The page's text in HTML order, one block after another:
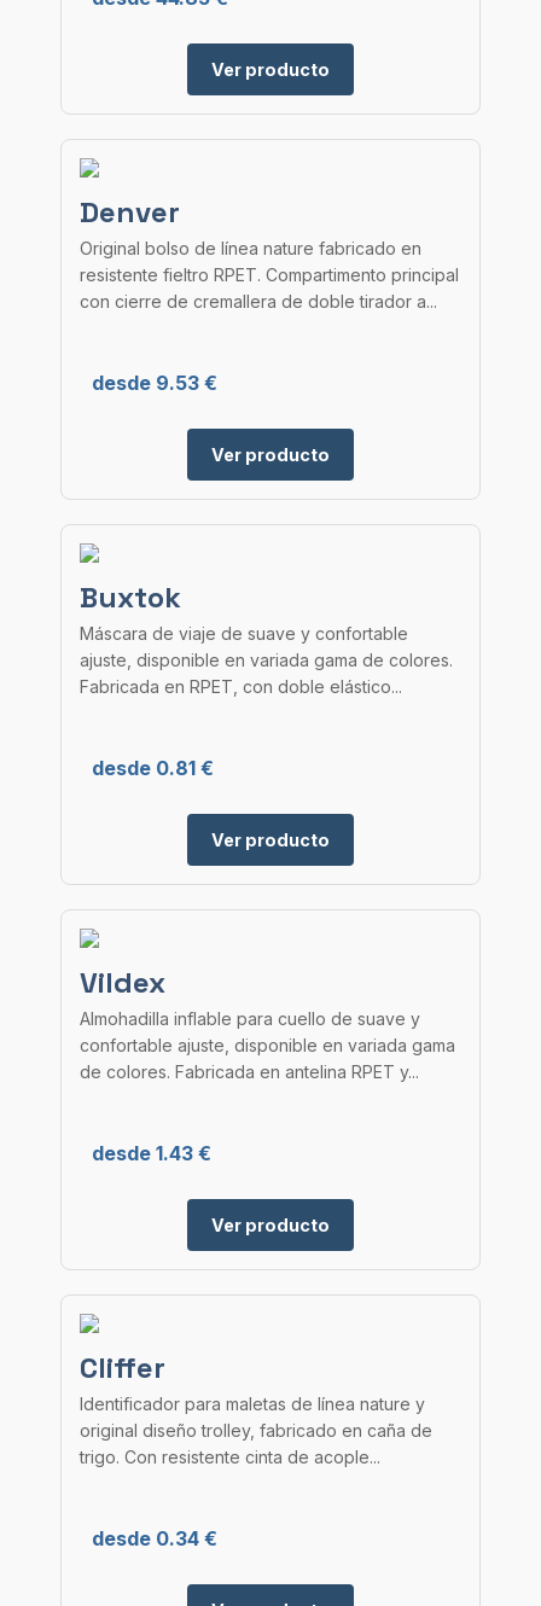
Ver producto
Denver
Original bolso de línea nature fabricado en
resistente fieltro RPET. Compartimento principal
con cierre de cremallera de doble tirador a...
desde 9.53 €
Ver producto
Buxtok
Máscara de viaje de suave y confortable
ajuste, disponible en variada gama de colores.
Fabricada en RPET, con doble elástico...
desde 0.81 €
Ver producto
Vildex
Almohadilla inflable para cuello de suave y
confortable ajuste, disponible en variada gama
de colores. Fabricada en antelina RPET y...
desde 1.43 €
Ver producto
Cliffer
Identificador para maletas de línea nature y
original diseño trolley, fabricado en caña de
trigo. Con resistente cinta de acople...
desde 0.34 €